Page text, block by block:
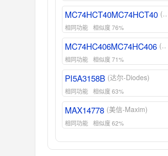
MC74HCT40MC74HCT40 (安森美-ON)
相同功能 相似度 76%
MC74HC406MC74HC406 (安森美-ON)
相同功能 相似度 71%
PI5A3158B (达尔-Diodes)
相同功能 相似度 63%
MAX14778 (美信-Maxim)
相同功能 相似度 62%
ADG1439 (亚德诺-ADI)